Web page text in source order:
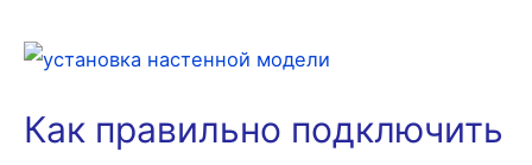
Как правильно подключить